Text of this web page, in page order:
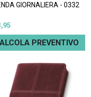
GIORNALIERA - 0332
PREVENTIVO